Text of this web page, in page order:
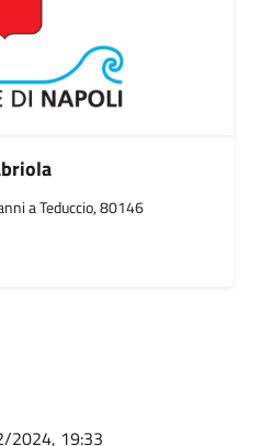
a Teduccio, 80146
2024, 19:33